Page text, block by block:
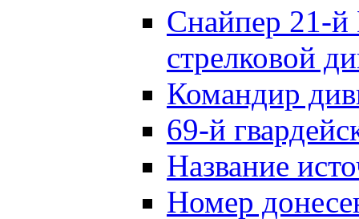
Снайпер 21-й
стрелковой
Командир
69-й
Название
Номер